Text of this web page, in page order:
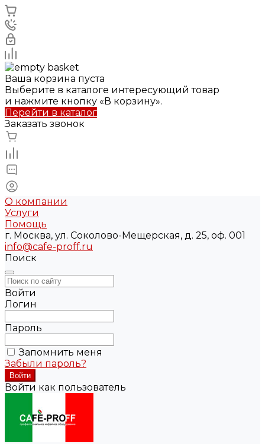
Ваша корзина пуста
Выберите в каталоге интересующий товар
и нажмите кнопку «В корзину».
Перейти в каталог
Заказать звонок
О компании
Услуги
Помощь
г. Москва, ул. Соколово-Мещерская, д. 25, оф. 001
info@cafe-proff.ru
Поиск
Войти
Логин
Пароль
Запомнить меня
Забыли пароль?
Войти как пользователь